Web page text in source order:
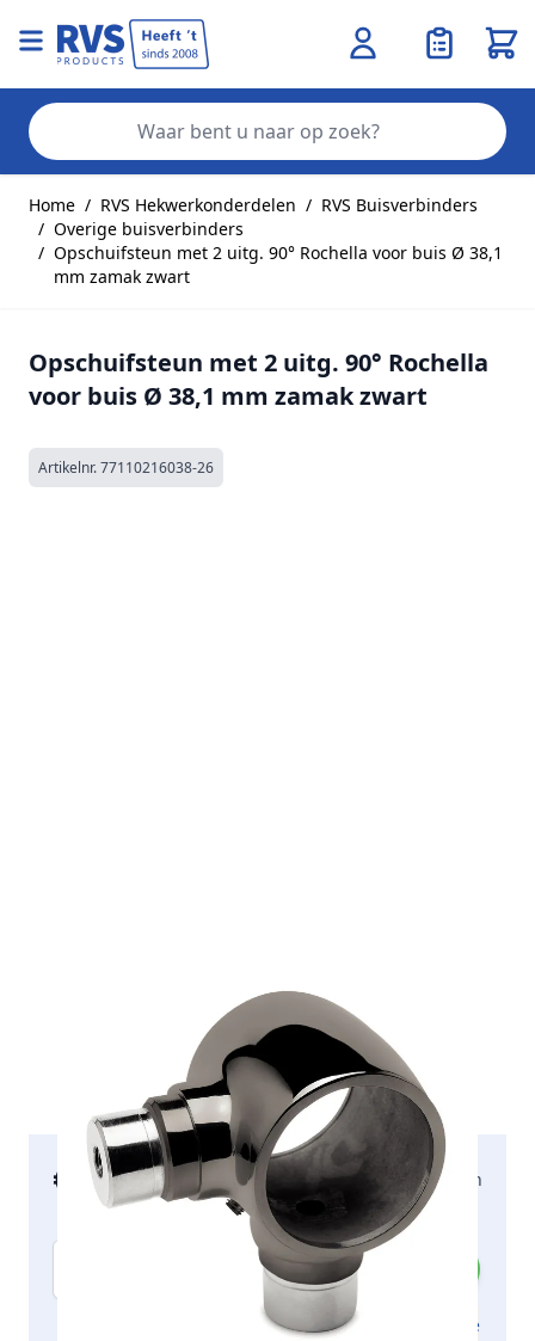
Home / RVS Hekwerkonderdelen / RVS Buisverbinders
/ Overige buisverbinders
/ Opschuifsteun met 2 uitg. 90° Rochella voor buis Ø 38,1
mm zamak zwart
Opschuifsteun met 2 uitg. 90° Rochella
voor buis Ø 38,1 mm zamak zwart
Artikelnr.77110216038-26
€ 36,96 incl. btw 2-5 werkdagen
Aantal
Toevoegen aan offerte